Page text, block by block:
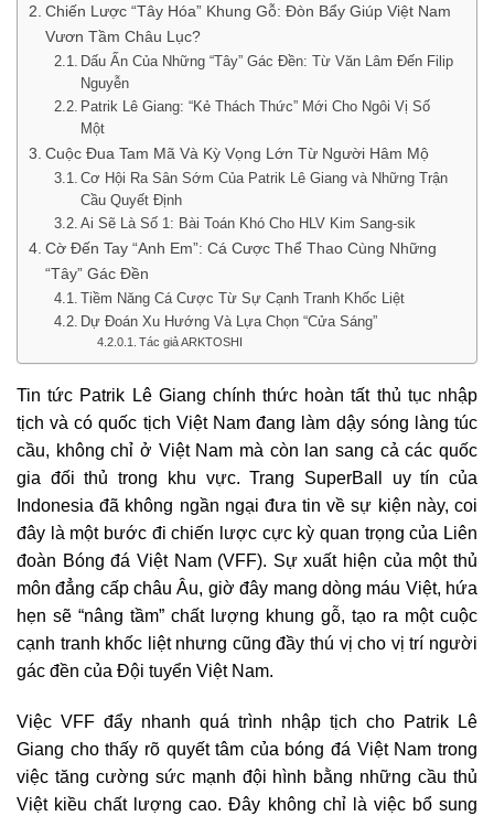
Chiến Lược “Tây Hóa” Khung Gỗ: Đòn Bẩy Giúp Việt Nam
Vươn Tầm Châu Lục?
Dấu Ấn Của Những “Tây” Gác Đền: Từ Văn Lâm Đến Filip
Nguyễn
Patrik Lê Giang: “Kẻ Thách Thức” Mới Cho Ngôi Vị Số
Một
Cuộc Đua Tam Mã Và Kỳ Vọng Lớn Từ Người Hâm Mộ
Cơ Hội Ra Sân Sớm Của Patrik Lê Giang và Những Trận
Cầu Quyết Định
Ai Sẽ Là Số 1: Bài Toán Khó Cho HLV Kim Sang-sik
Cờ Đến Tay “Anh Em”: Cá Cược Thể Thao Cùng Những
“Tây” Gác Đền
Tiềm Năng Cá Cược Từ Sự Cạnh Tranh Khốc Liệt
Dự Đoán Xu Hướng Và Lựa Chọn “Cửa Sáng”
Tác giả ARKTOSHI
Tin tức Patrik Lê Giang chính thức hoàn tất thủ tục nhập
tịch và có quốc tịch Việt Nam đang làm dậy sóng làng túc
cầu, không chỉ ở Việt Nam mà còn lan sang cả các quốc
gia đối thủ trong khu vực. Trang SuperBall uy tín của
Indonesia đã không ngần ngại đưa tin về sự kiện này, coi
đây là một bước đi chiến lược cực kỳ quan trọng của Liên
đoàn Bóng đá Việt Nam (VFF). Sự xuất hiện của một thủ
môn đẳng cấp châu Âu, giờ đây mang dòng máu Việt, hứa
hẹn sẽ “nâng tầm” chất lượng khung gỗ, tạo ra một cuộc
cạnh tranh khốc liệt nhưng cũng đầy thú vị cho vị trí người
gác đền của Đội tuyển Việt Nam.
Việc VFF đẩy nhanh quá trình nhập tịch cho Patrik Lê
Giang cho thấy rõ quyết tâm của bóng đá Việt Nam trong
việc tăng cường sức mạnh đội hình bằng những cầu thủ
Việt kiều chất lượng cao. Đây không chỉ là việc bổ sung